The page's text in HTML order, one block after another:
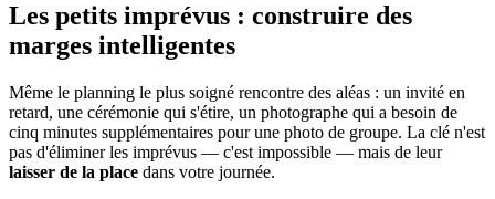
Les petits imprévus : construire des
marges intelligentes
Même le planning le plus soigné rencontre des aléas : un invité en
retard, une cérémonie qui s'étire, un photographe qui a besoin de
cinq minutes supplémentaires pour une photo de groupe. La clé n'est
pas d'éliminer les imprévus — c'est impossible — mais de leur
laisser de la place dans votre journée.